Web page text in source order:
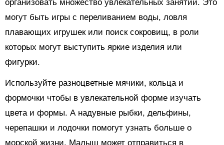
организовать множество увлекательных занятий. Это
могут быть игры с переливанием воды, ловля
плавающих игрушек или поиск сокровищ, в роли
которых могут выступить яркие изделия или
фигурки.
Используйте разноцветные мячики, кольца и
формочки чтобы в увлекательной форме изучать
цвета и формы. А надувные рыбки, дельфины,
черепашки и лодочки помогут узнать больше о
морской жизни. Малыш может отправиться в